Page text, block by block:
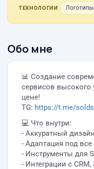
ТЕХНОЛОГИИ Логотипы
Обо мне
📊 Создание
сервисов высокого
цене!
TG: https://t.me/
💻 Что внутри:
- Аккуратный
- Адаптация под все
- Инструменты для
- Интеграции с